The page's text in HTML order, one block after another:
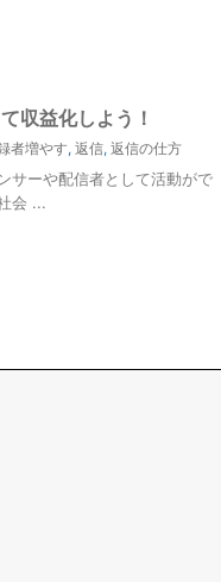
収益化しよう！
者増やす, 返信, 返信の仕方
サーや配信者として活動がで
会 ...